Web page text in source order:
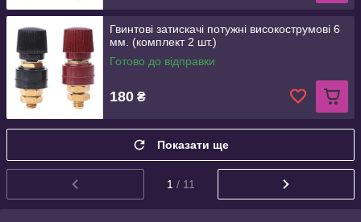
Гвинтові затискачі потужні високострумові 6
мм. (комплект 2 шт.)
Готово до відправки
180 ₴
Показати ще
1 / 11